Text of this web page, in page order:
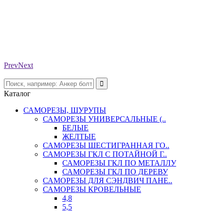
PrevNext
Каталог
САМОРЕЗЫ, ШУРУПЫ
САМОРЕЗЫ УНИВЕРСАЛЬНЫЕ (..
БЕЛЫЕ
ЖЕЛТЫЕ
САМОРЕЗЫ ШЕСТИГРАННАЯ ГО..
САМОРЕЗЫ ГКЛ С ПОТАЙНОЙ Г..
САМОРЕЗЫ ГКЛ ПО МЕТАЛЛУ
САМОРЕЗЫ ГКЛ ПО ДЕРЕВУ
САМОРЕЗЫ ДЛЯ СЭНДВИЧ ПАНЕ..
САМОРЕЗЫ КРОВЕЛЬНЫЕ
4,8
5,5